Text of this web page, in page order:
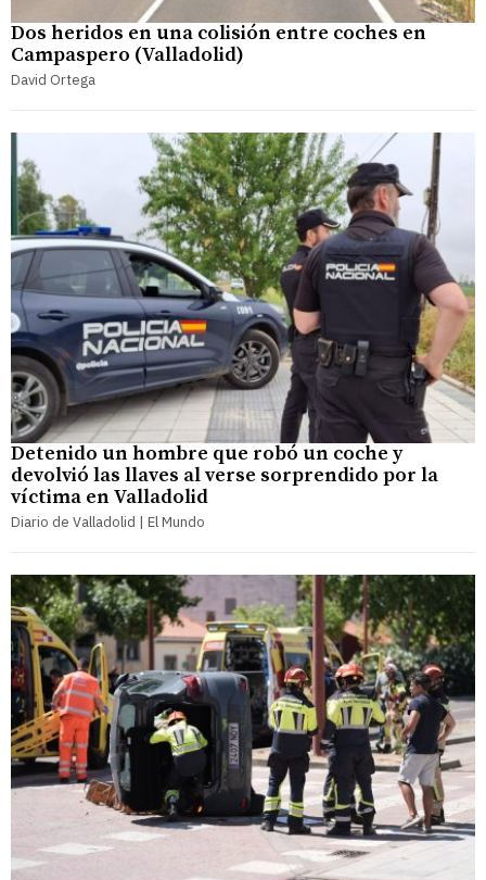
Dos heridos en una colisión entre coches en
Campaspero (Valladolid)
David Ortega
Detenido un hombre que robó un coche y
devolvió las llaves al verse sorprendido por la
víctima en Valladolid
Diario de Valladolid | El Mundo